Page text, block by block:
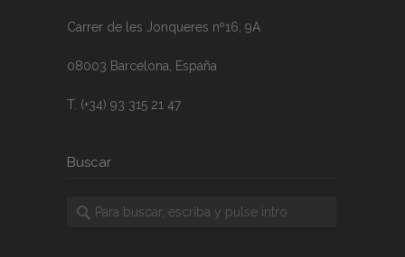
Carrer de les Jonqueres nº16, 9A
08003 Barcelona, España
T. (+34) 93 315 21 47
Buscar